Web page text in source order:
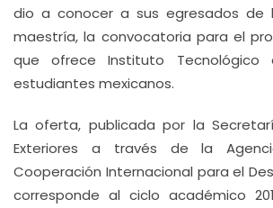
dio a conocer a sus egresados de
maestría, la convocatoria para el
que ofrece Instituto Tecnológico
estudiantes mexicanos.
La oferta, publicada por la
Exteriores a través de la
Cooperación Internacional para el
corresponde al ciclo académico